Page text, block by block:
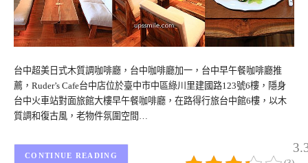
台中超美日式木質調咖啡廳，台中咖啡廳加一，台中早午餐咖啡廳推
薦，Ruder’s Cafe台中店位於臺中市中區綠川里建國路123號6樓，隱身
台中火車站對面旅館大樓早午餐咖啡廳，在路得行旅台中館6樓，以木
質調和復古風，老物件氛圍空間…
CONTINUE READING